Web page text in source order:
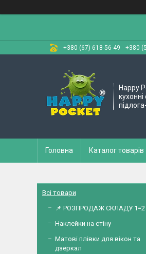
+380 (67) 618-56-49 +380
Happy
Головна Каталог товарів
Всі товари
📌 РОЗПРОДАЖ СКЛАДУ 1=2
Наклейки на стіну
Матові плівки для вікон та
дзеркал